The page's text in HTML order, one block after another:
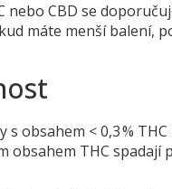
CBD se
máte menší balení,
obsahem < 0,3 %
obsahem THC